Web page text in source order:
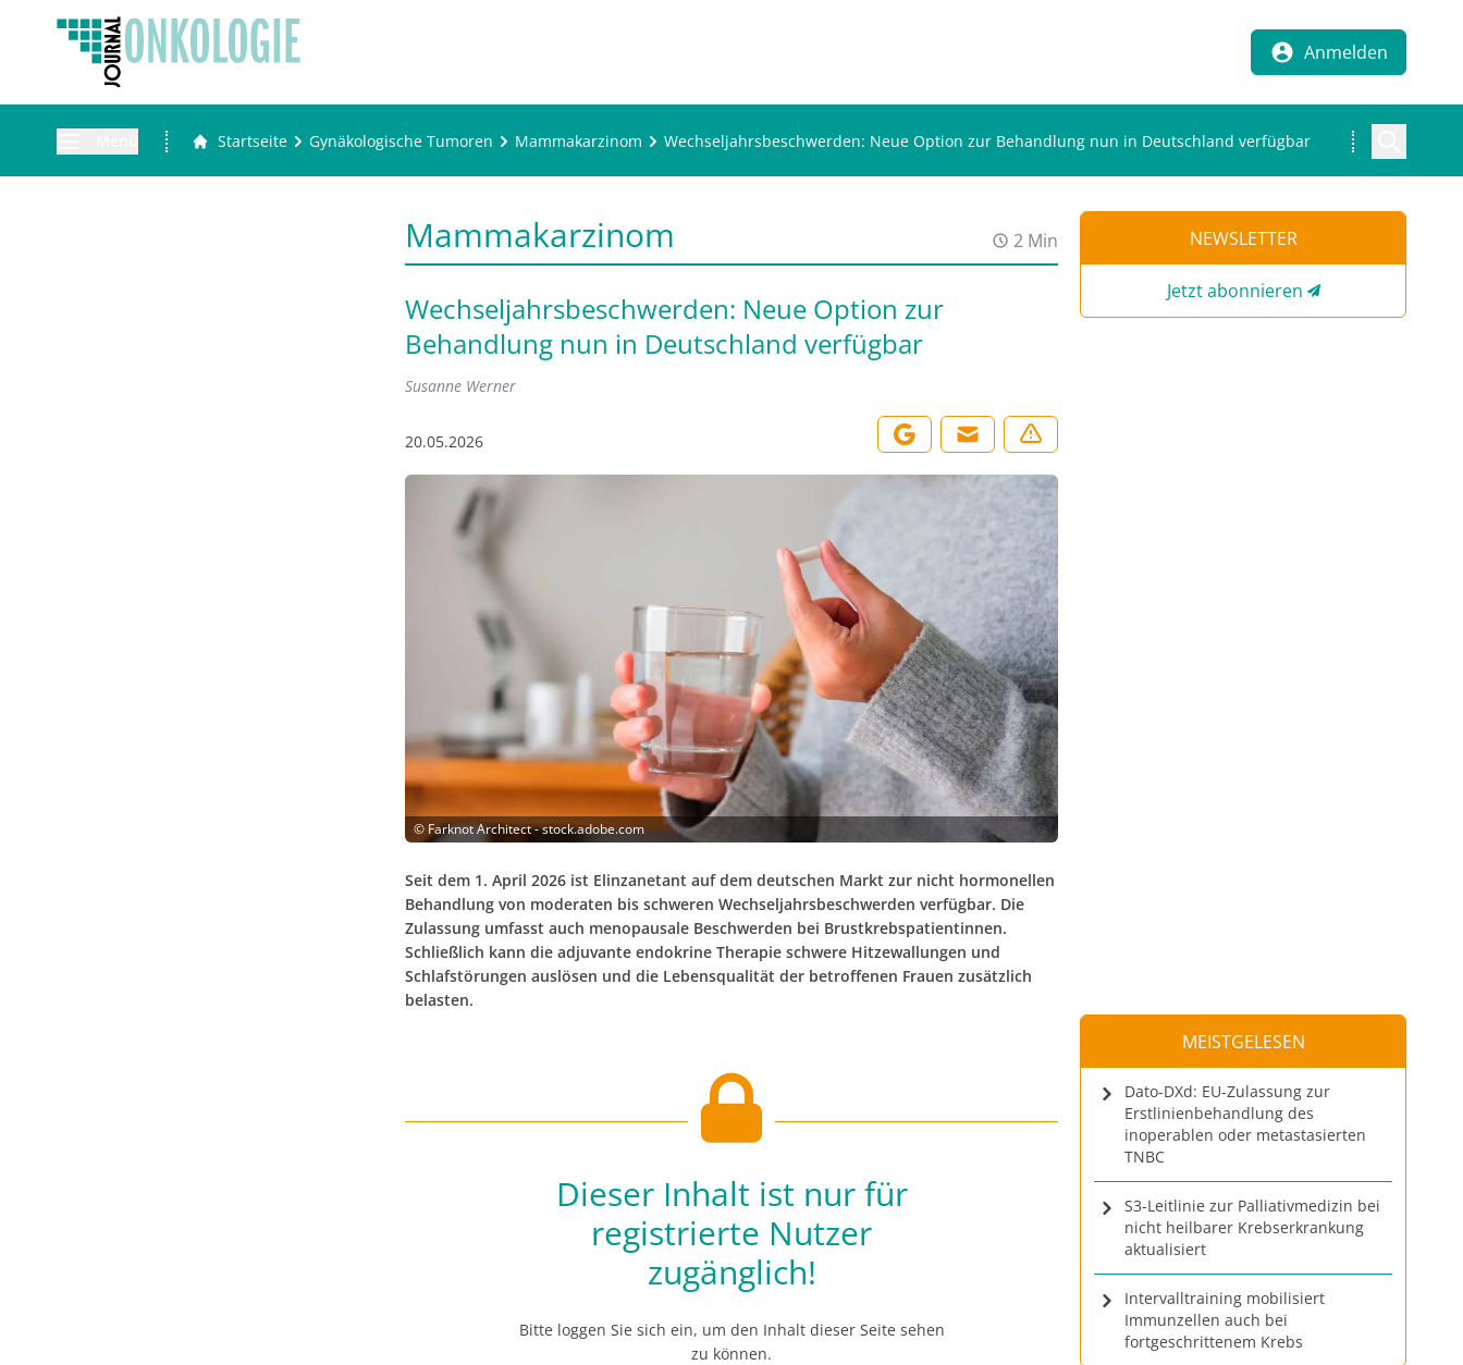
Anmelden
Startseite Gynäkologische Tumoren Mammakarzinom Wechseljahrsbeschwerden: Neue Option zur Behandlung nun in Deutschland verfügbar
Mammakarzinom 2 Min
Wechseljahrsbeschwerden: Neue Option zur
Behandlung nun in Deutschland verfügbar
Susanne Werner
20.05.2026
© Farknot Architect - stock.adobe.com
Seit dem 1. April 2026 ist Elinzanetant auf dem deutschen Markt zur nicht hormonellen
Behandlung von moderaten bis schweren Wechseljahrsbeschwerden verfügbar. Die
Zulassung umfasst auch menopausale Beschwerden bei Brustkrebspatientinnen.
Schließlich kann die adjuvante endokrine Therapie schwere Hitzewallungen und
Schlafstörungen auslösen und die Lebensqualität der betroffenen Frauen zusätzlich
belasten.
Dieser Inhalt ist nur für
registrierte Nutzer
zugänglich!
Bitte loggen Sie sich ein, um den Inhalt dieser Seite sehen
zu können.
NEWSLETTER
Jetzt abonnieren
MEISTGELESEN
Dato-DXd: EU-Zulassung zur
Erstlinienbehandlung des
inoperablen oder metastasierten
TNBC
S3-Leitlinie zur Palliativmedizin bei
nicht heilbarer Krebserkrankung
aktualisiert
Intervalltraining mobilisiert
Immunzellen auch bei
fortgeschrittenem Krebs